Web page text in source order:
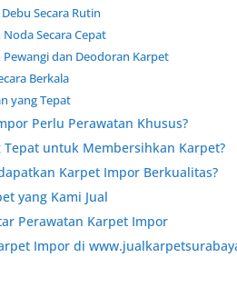
Secara Rutin
Secara Cepat
Pewangi dan Deodoran Karpet
Berkala
yang Tepat
Perlu Perawatan Khusus?
Tepat untuk Membersihkan Karpet?
Karpet Impor Berkualitas?
yang Kami Jual
Perawatan Karpet Impor
Impor di